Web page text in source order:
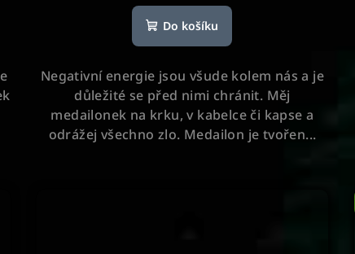
hodnocení
produktu
je
5,0
z
5
hvězdiček.
Do košíku
Negativní energie jsou všude kolem nás a je
důležité se před nimi chránit. Měj
medailonek na krku, v kabelce či kapse a
odrážej všechno zlo. Medailon je tvořen...